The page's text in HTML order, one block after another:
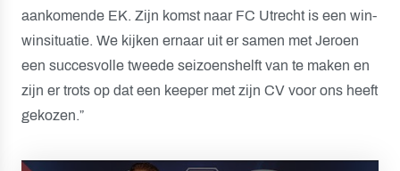
aankomende EK. Zijn komst naar FC Utrecht is een win-
winsituatie. We kijken ernaar uit er samen met Jeroen
een succesvolle tweede seizoenshelft van te maken en
zijn er trots op dat een keeper met zijn CV voor ons heeft
gekozen.”